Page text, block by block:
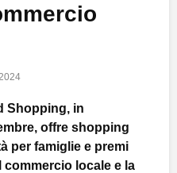
Shopping, in
offre shopping
per famiglie e premi
locale e la